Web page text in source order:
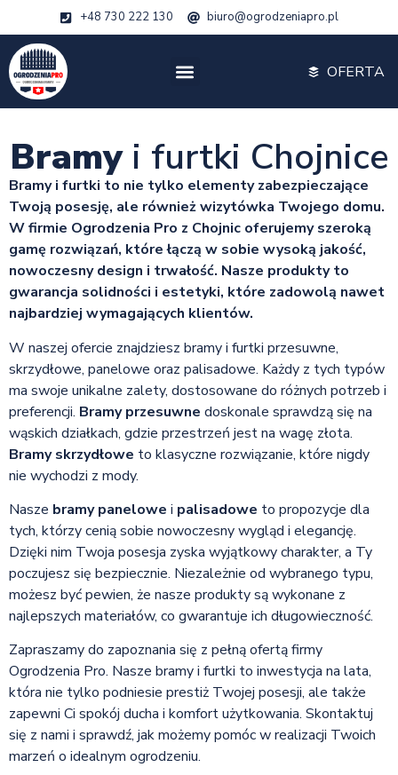
+48 730 222 130 biuro@ogrodzeniapro.pl
OFERTA
Bramy i furtki Chojnice
Bramy i furtki to nie tylko elementy zabezpieczające
Twoją posesję, ale również wizytówka Twojego domu.
W firmie Ogrodzenia Pro z Chojnic oferujemy szeroką
gamę rozwiązań, które łączą w sobie wysoką jakość,
nowoczesny design i trwałość. Nasze produkty to
gwarancja solidności i estetyki, które zadowolą nawet
najbardziej wymagających klientów.
W naszej ofercie znajdziesz bramy i furtki przesuwne,
skrzydłowe, panelowe oraz palisadowe. Każdy z tych typów
ma swoje unikalne zalety, dostosowane do różnych potrzeb i
preferencji. Bramy przesuwne doskonale sprawdzą się na
wąskich działkach, gdzie przestrzeń jest na wagę złota.
Bramy skrzydłowe to klasyczne rozwiązanie, które nigdy
nie wychodzi z mody.
Nasze bramy panelowe i palisadowe to propozycje dla
tych, którzy cenią sobie nowoczesny wygląd i elegancję.
Dzięki nim Twoja posesja zyska wyjątkowy charakter, a Ty
poczujesz się bezpiecznie. Niezależnie od wybranego typu,
możesz być pewien, że nasze produkty są wykonane z
najlepszych materiałów, co gwarantuje ich długowieczność.
Zapraszamy do zapoznania się z pełną ofertą firmy
Ogrodzenia Pro. Nasze bramy i furtki to inwestycja na lata,
która nie tylko podniesie prestiż Twojej posesji, ale także
zapewni Ci spokój ducha i komfort użytkowania. Skontaktuj
się z nami i sprawdź, jak możemy pomóc w realizacji Twoich
marzeń o idealnym ogrodzeniu.